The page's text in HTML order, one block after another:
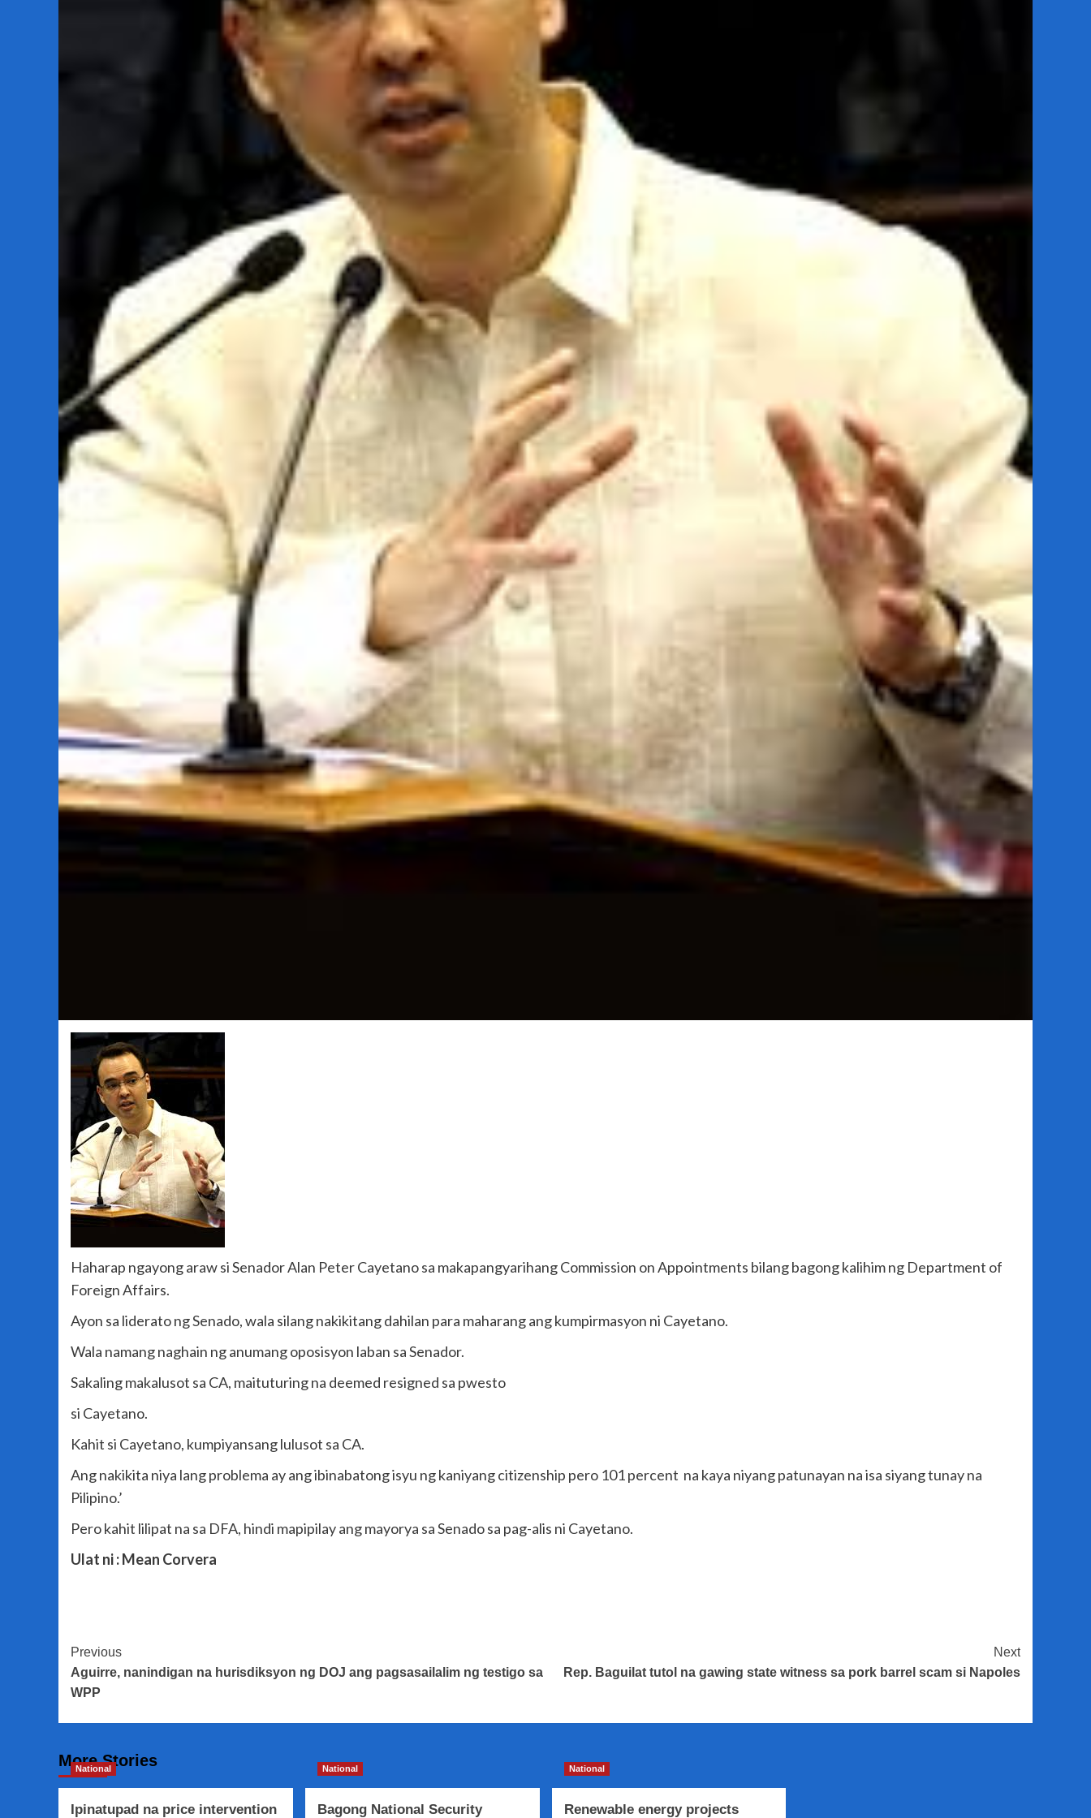
Haharap ngayong araw si Senador Alan Peter Cayetano sa makapangyarihang Commission on Appointments bilang bagong kalihim ng Department of
Foreign Affairs.
Ayon sa liderato ng Senado, wala silang nakikitang dahilan para maharang ang kumpirmasyon ni Cayetano.
Wala namang naghain ng anumang oposisyon laban sa Senador.
Sakaling makalusot sa CA, maituturing na deemed resigned sa pwesto
si Cayetano.
Kahit si Cayetano, kumpiyansang lulusot sa CA.
Ang nakikita niya lang problema ay ang ibinabatong isyu ng kaniyang citizenship pero 101 percent na kaya niyang patunayan na isa siyang tunay na
Pilipino.’
Pero kahit lilipat na sa DFA, hindi mapipilay ang mayorya sa Senado sa pag-alis ni Cayetano.
Ulat ni : Mean Corvera
Post
Navigation
Previous
Aguirre, nanindigan na hurisdiksyon ng DOJ ang pagsasailalim ng testigo sa
WPP
Next
Rep. Baguilat tutol na gawing state witness sa pork barrel scam si Napoles
More Stories
National
Ipinatupad na price intervention
National
Bagong National Security
National
Renewable energy projects